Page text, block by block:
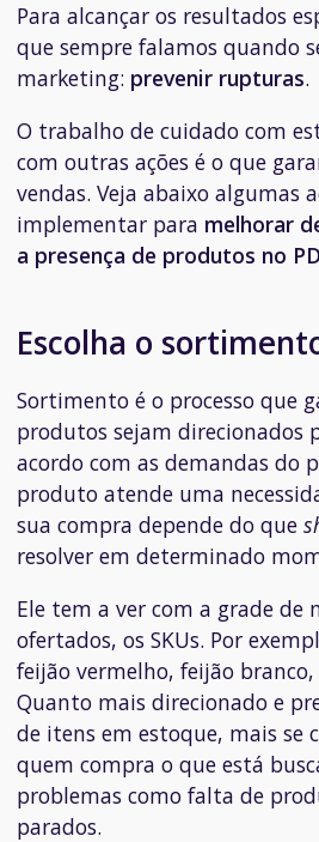
Para alcançar os resultados
que sempre falamos quando
marketing: prevenir rupturas.
O trabalho de cuidado com
com outras ações é o que
vendas. Veja abaixo algumas
implementar para melhorar
a presença de produtos no
Escolha o
Sortimento é o processo que
produtos sejam direcionados
acordo com as demandas do
produto atende uma
sua compra depende do que
resolver em determinado
Ele tem a ver com a grade de
ofertados, os SKUs. Por
feijão vermelho, feijão branco,
Quanto mais direcionado e
de itens em estoque, mais se
quem compra o que está
problemas como falta de
parados.